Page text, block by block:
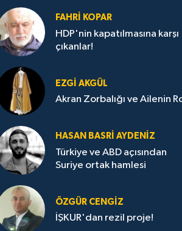
FAHRI KOPAR
HDP'nin kapatılmasına karşı
çıkanlar!
EZGI AKGÜL
Akran Zorbalığı ve Ailenin
HASAN BASRI AYDENIZ
Türkiye ve ABD açısından
Suriye ortak hamlesi
ÖZGÜR CENGIZ
İŞKUR'dan rezil proje!